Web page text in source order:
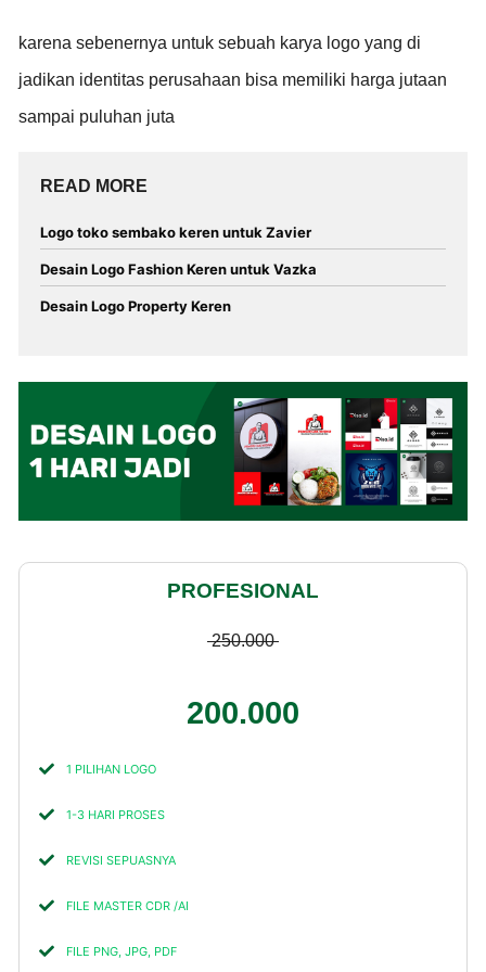
karena sebenernya untuk sebuah karya logo yang di
jadikan identitas perusahaan bisa memiliki harga jutaan
sampai puluhan juta
READ MORE
Logo toko sembako keren untuk Zavier
Desain Logo Fashion Keren untuk Vazka
Desain Logo Property Keren
PROFESIONAL
250.000
200.000
1 PILIHAN LOGO
1-3 HARI PROSES
REVISI SEPUASNYA
FILE MASTER CDR /AI
FILE PNG, JPG, PDF